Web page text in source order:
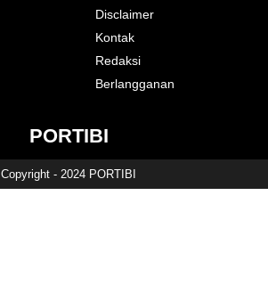
Disclaimer
Kontak
Redaksi
Berlangganan
PORTIBI
Copyright - 2024 PORTIBI